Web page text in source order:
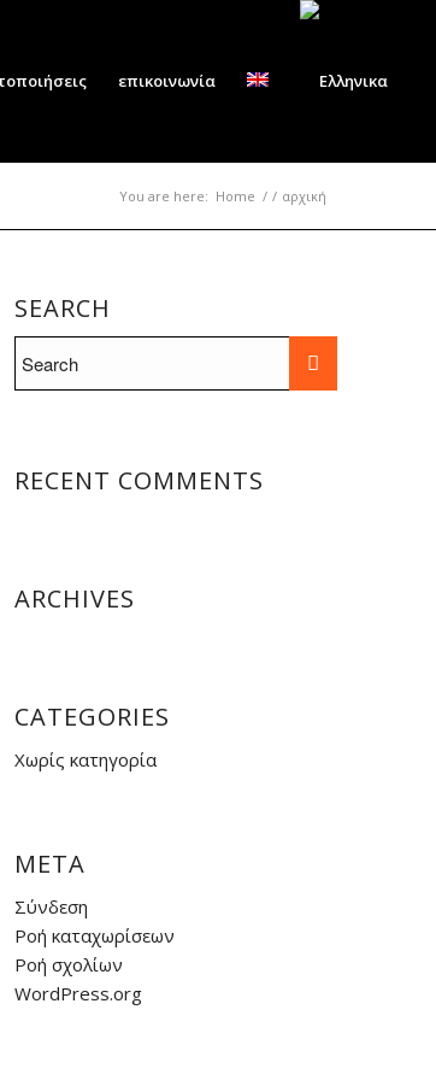
επικοινωνία
You are here: Home / / αρχική
SEARCH
RECENT COMMENTS
ARCHIVES
CATEGORIES
Χωρίς κατηγορία
META
Σύνδεση
Ροή καταχωρίσεων
Ροή σχολίων
WordPress.org